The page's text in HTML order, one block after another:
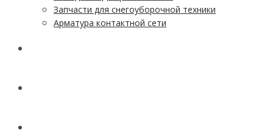
Запчасти для снегоуборочной техники
Арматура контактной сети